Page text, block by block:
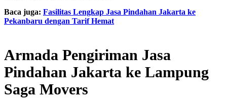
Baca juga: Fasilitas Lengkap Jasa Pindahan Jakarta ke
Pekanbaru dengan Tarif Hemat
Armada Pengiriman Jasa
Pindahan Jakarta ke Lampung
Saga Movers